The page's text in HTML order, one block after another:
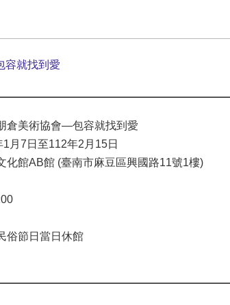
容就找到愛
倉美術協會—包容就找到愛
1月7日至112年2月15日
化館AB館 (臺南市麻豆區興國路11號1樓)
俗節日當日休館